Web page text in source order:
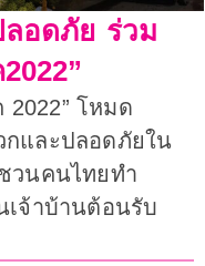
อดภัย ร่วม
2022” โหมด
และปลอดภัยใน
วนคนไทยทำ
เจ้าบ้านต้อนรับ